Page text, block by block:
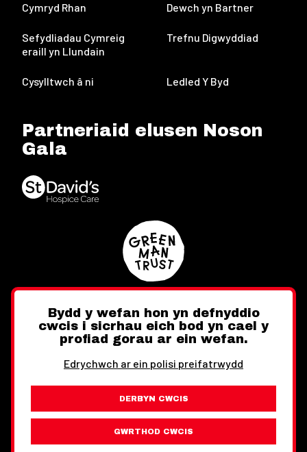
Cymryd Rhan Dewch yn Bartner
Sefydliadau Cymreig
eraill yn Llundain
Trefnu Digwyddiad
Cysylltwch â ni Ledled Y Byd
Partneriaid elusen Noson
Gala
Twitter FacebookInstagram
Ewch i'r Wefan Toward
Gwybodaeth Cyfreithiol
Wythnos Cymru Llundain © Hawlfraint 2026
Bydd y wefan hon yn defnyddio
cwcis i sicrhau eich bod yn cael y
profiad gorau ar ein wefan.
Edrychwch ar ein polisi preifatrwydd
DERBYN CWCIS
GWRTHOD CWCIS